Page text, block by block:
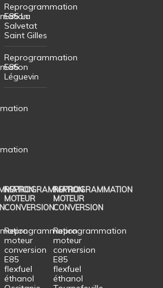
Reprogrammation
E85 La
Salvetat
Saint Gilles
Reprogrammation
E85
Léguevin
REPROGRAMMATION
MOTEUR
CONVERSION
Reprogrammation
moteur
conversion
E85
flexfuel
éthanol
REPROGRAMMATION
MOTEUR
CONVERSION
Reprogrammation
moteur
conversion
E85
flexfuel
éthanol